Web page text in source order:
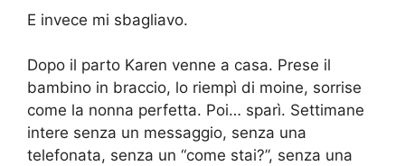
E invece mi sbagliavo.
Dopo il parto Karen venne a casa. Prese il
bambino in braccio, lo riempì di moine, sorrise
come la nonna perfetta. Poi… sparì. Settimane
intere senza un messaggio, senza una
telefonata, senza un “come stai?”, senza una